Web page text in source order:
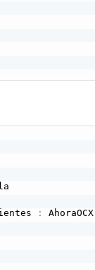
: AhoraOCX